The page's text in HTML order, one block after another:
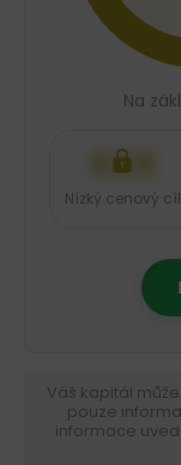
Na
XXX
Nízký cenový cíl
Váš kapitál
pouze
informace